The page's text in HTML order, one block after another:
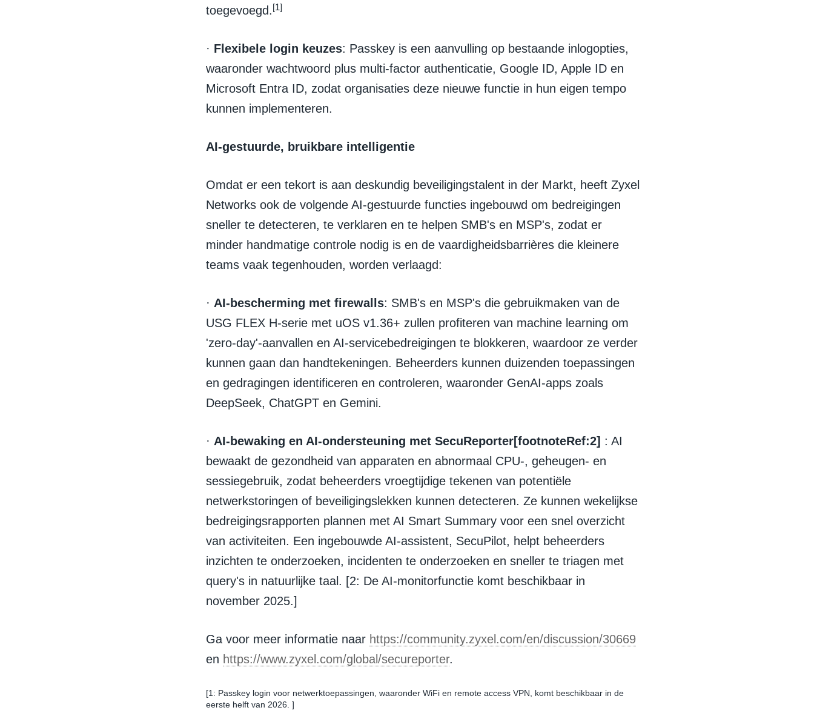
toegevoegd.[1]
· Flexibele login keuzes: Passkey is een aanvulling op bestaande inlogopties,
waaronder wachtwoord plus multi-factor authenticatie, Google ID, Apple ID en
Microsoft Entra ID, zodat organisaties deze nieuwe functie in hun eigen tempo
kunnen implementeren.
AI-gestuurde, bruikbare intelligentie
Omdat er een tekort is aan deskundig beveiligingstalent in der Markt, heeft Zyxel
Networks ook de volgende AI-gestuurde functies ingebouwd om bedreigingen
sneller te detecteren, te verklaren en te helpen SMB's en MSP's, zodat er
minder handmatige controle nodig is en de vaardigheidsbarrières die kleinere
teams vaak tegenhouden, worden verlaagd:
· AI-bescherming met firewalls: SMB's en MSP's die gebruikmaken van de
USG FLEX H-serie met uOS v1.36+ zullen profiteren van machine learning om
'zero-day'-aanvallen en AI-servicebedreigingen te blokkeren, waardoor ze verder
kunnen gaan dan handtekeningen. Beheerders kunnen duizenden toepassingen
en gedragingen identificeren en controleren, waaronder GenAI-apps zoals
DeepSeek, ChatGPT en Gemini.
· AI-bewaking en AI-ondersteuning met SecuReporter[footnoteRef:2] : AI
bewaakt de gezondheid van apparaten en abnormaal CPU-, geheugen- en
sessiegebruik, zodat beheerders vroegtijdige tekenen van potentiële
netwerkstoringen of beveiligingslekken kunnen detecteren. Ze kunnen wekelijkse
bedreigingsrapporten plannen met AI Smart Summary voor een snel overzicht
van activiteiten. Een ingebouwde AI-assistent, SecuPilot, helpt beheerders
inzichten te onderzoeken, incidenten te onderzoeken en sneller te triagen met
query's in natuurlijke taal. [2: De AI-monitorfunctie komt beschikbaar in
november 2025.]
Ga voor meer informatie naar https://community.zyxel.com/en/discussion/30669
en https://www.zyxel.com/global/secureporter.
[1: Passkey login voor netwerktoepassingen, waaronder WiFi en remote access VPN, komt beschikbaar in de
eerste helft van 2026. ]